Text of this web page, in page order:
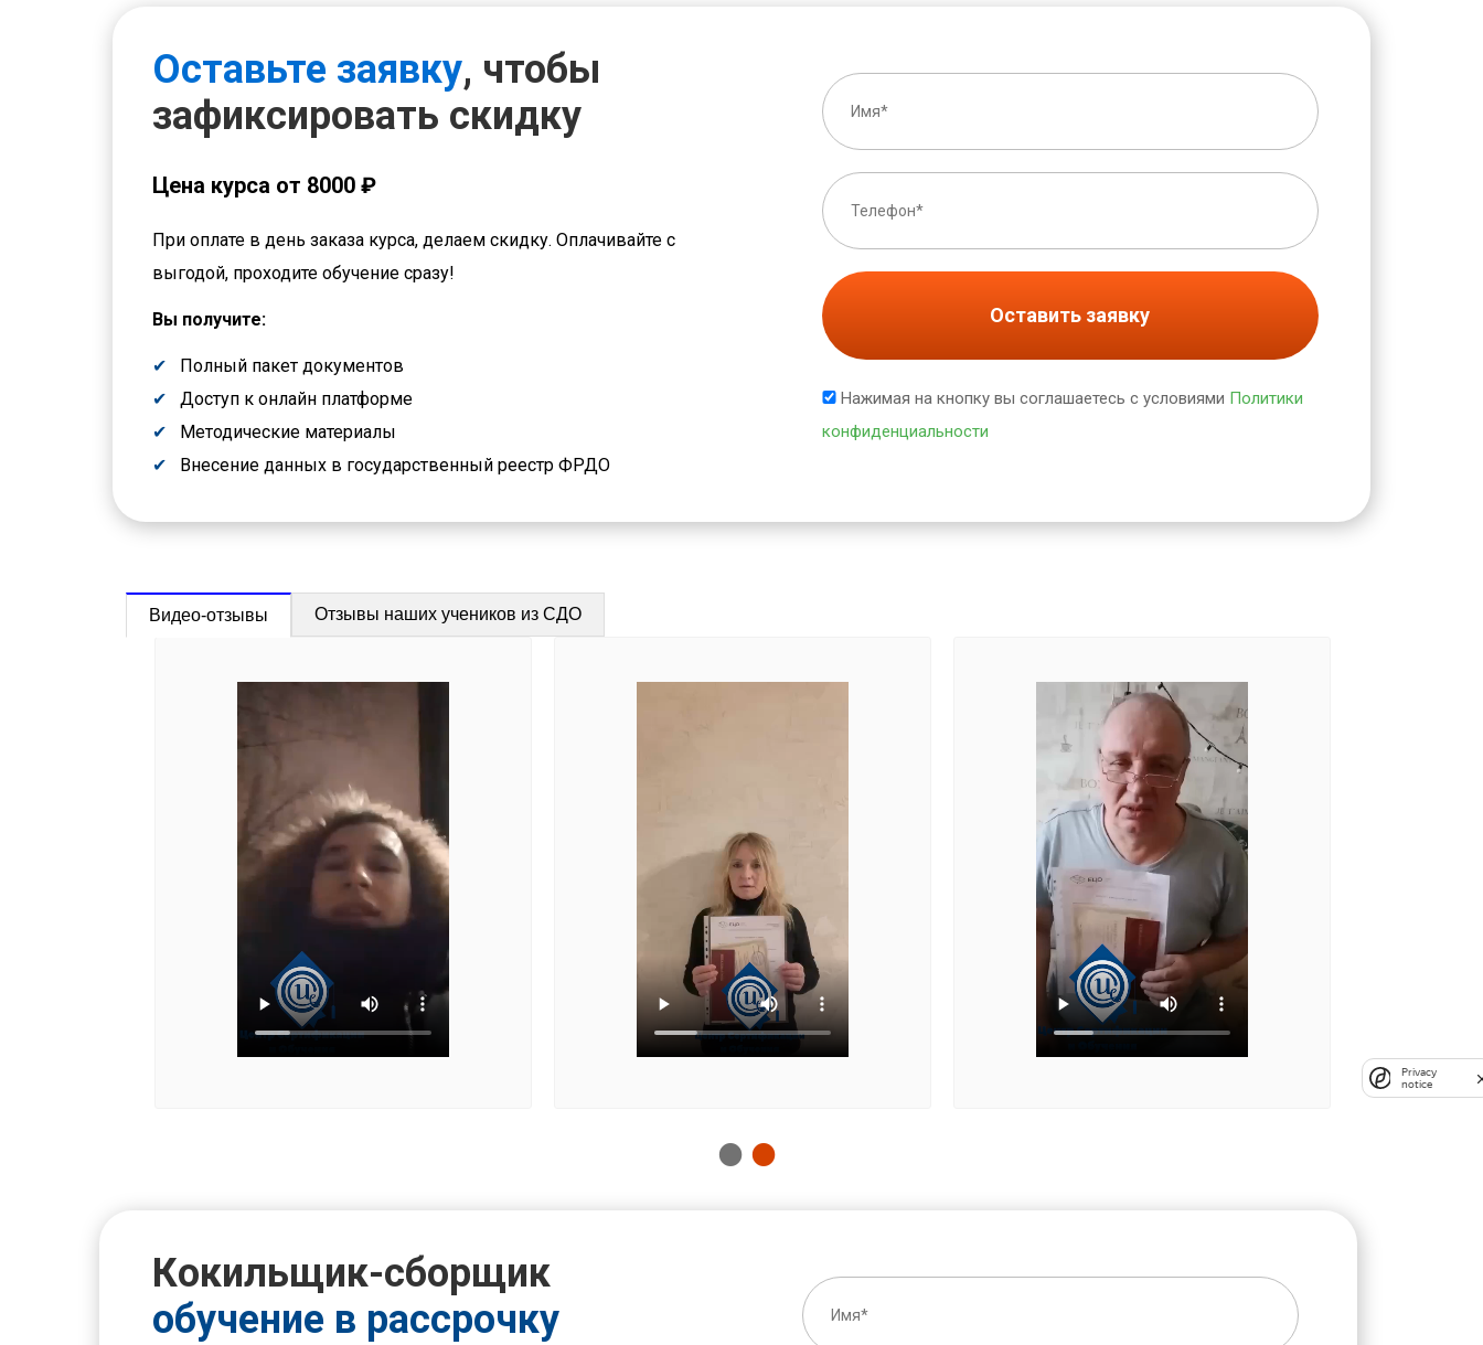
Оставьте заявку, чтобы
зафиксировать скидку
Цена курса от 8000 ₽
При оплате в день заказа курса, делаем скидку. Оплачивайте с
выгодой, проходите обучение сразу!
Вы получите:
Полный пакет документов
Доступ к онлайн платформе
Методические материалы
Внесение данных в государственный реестр ФРДО
Оставить заявку
Нажимая на кнопку вы соглашаетесь с условиями Политики
конфиденциальности
Видео-отзывы Отзывы наших учеников из СДО
Кокильщик-сборщик
обучение в рассрочку
Privacy
notice